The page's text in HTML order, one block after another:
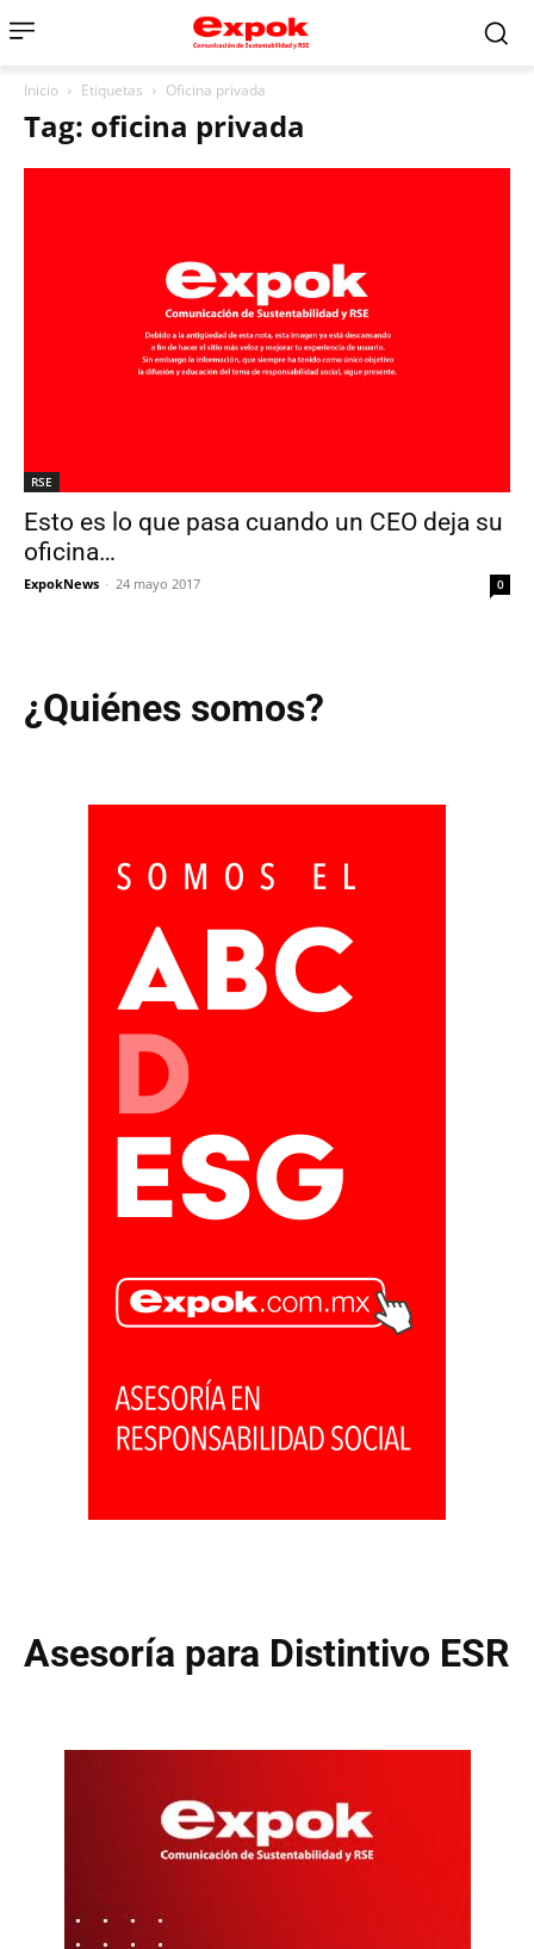
Inicio Etiquetas Oficina privada
Tag: oficina privada
RSE
Esto es lo que pasa cuando un CEO deja su
oficina…
ExpokNews - 24 mayo 2017 0
¿Quiénes somos?
Asesoría para Distintivo ESR